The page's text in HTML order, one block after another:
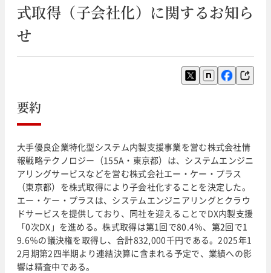
式取得（子会社化）に関するお知ら
せ
要約
大手優良企業特化型システム内製支援事業を営む株式会社情
報戦略テクノロジー（155A・東京都）は、システムエンジニ
アリングサービスなどを営む株式会社エー・ケー・プラス
（東京都）を株式取得により子会社化することを決定した。
エー・ケー・プラスは、システムエンジニアリングとクラウ
ドサービスを提供しており、同社を迎えることでDX内製支援
「0次DX」を進める。株式取得は第1回で80.4％、第2回で1
9.6％の議決権を取得し、合計832,000千円である。2025年1
2月期第2四半期より連結決算に含まれる予定で、業績への影
響は精査中である。